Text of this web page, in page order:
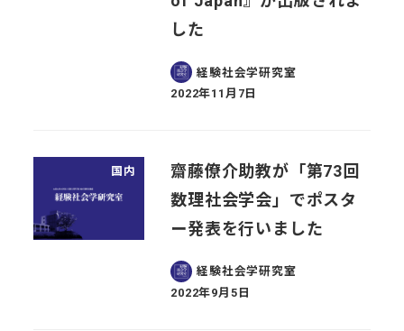
した
経験社会学研究室
投稿日
2022年11月7日
国内
齋藤僚介助教が「第73回
数理社会学会」でポスタ
ー発表を行いました
経験社会学研究室
投稿日
2022年9月5日